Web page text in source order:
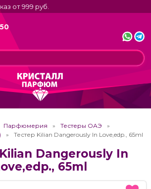
от 999 руб.
Парфюмерия
Тестеры ОАЭ
Тестер Kilian Dangerously In Love,edp., 65ml
Dangerously In
65ml